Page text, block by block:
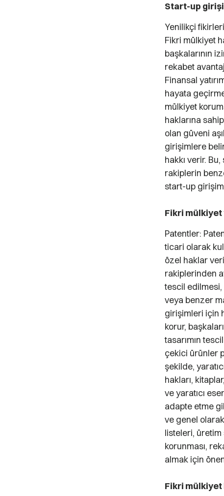
Start-up
Yenilikçi
Fikri mülkiyet
başkalarının
rekabet
Finansal
hayata
mülkiyet
haklarına
olan güveni
girişimlere
hakkı verir.
rakiplerin
start-up
Fikri
Patentler:
ticari olarak
özel haklar
rakiplerinden
tescil edilmesi,
veya benzer
girişimleri için
korur,
tasarımın
çekici ürünler
şekilde,
hakları,
ve yaratıcı
adapte etme
ve genel
listeleri,
korunması,
almak için
Fikri mülkiyet